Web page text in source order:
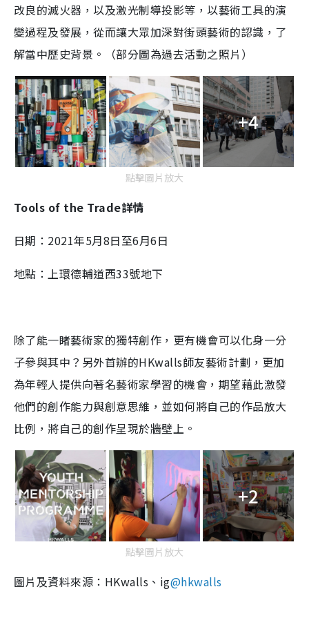
改良的滅火器，以及激光制導投影等，以藝術工具的演
變過程及發展，從而讓大眾加深對街頭藝術的認識，了
解當中歷史背景。（部分圖為過去活動之照片）
+4
點擊圖片放大
Tools of the Trade詳情
日期：2021年5月8日至6月6日
地點：上環德輔道西33號地下
除了能一睹藝術家的獨特創作，更有機會可以化身一分
子參與其中？另外首辦的HKwalls師友藝術計劃，更加
為年輕人提供向著名藝術家學習的機會，期望藉此激發
他們的創作能力與創意思維，並如何將自己的作品放大
比例，將自己的創作呈現於牆壁上。
+2
點擊圖片放大
圖片及資料來源：HKwalls、ig@hkwalls